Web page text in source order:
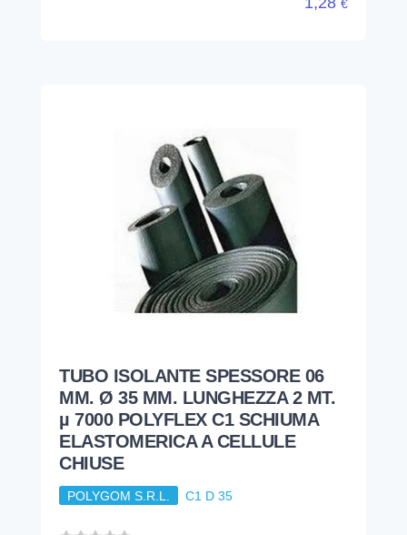
€
TUBO ISOLANTE SPESSORE 06
MM. Ø 35 MM. LUNGHEZZA 2 MT.
µ 7000 POLYFLEX C1 SCHIUMA
ELASTOMERICA A CELLULE
CHIUSE
POLYGOM S.R.L. C1 D 35